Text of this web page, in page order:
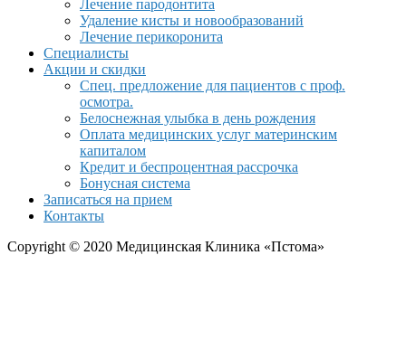
Лечение пародонтита
Удаление кисты и новообразований
Лечение перикоронита
Специалисты
Акции и скидки
Спец. предложение для пациентов с проф.
осмотра.
Белоснежная улыбка в день рождения
Оплата медицинских услуг материнским
капиталом
Кредит и беспроцентная рассрочка
Бонусная система
Записаться на прием
Контакты
Copyright © 2020 Медицинская Клиника «Пстома»